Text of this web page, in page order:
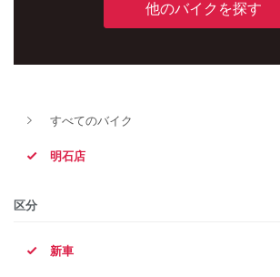
他のバイクを探す
すべてのバイク
明石店
区分
新車
新車
タイプ